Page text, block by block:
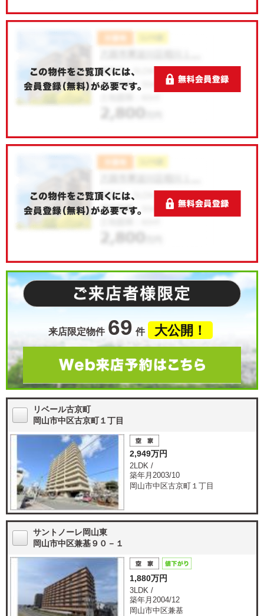
来店限定物件 69 件 大公開！
リベール古京町
岡山市中区古京町１丁目
2,949万円
2LDK /
築年月2003/10
岡山市中区古京町１丁目
サントノーレ岡山東
岡山市中区兼基９０－１
1,880万円
3LDK /
築年月2004/12
岡山市中区兼基